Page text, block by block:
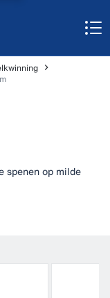
spenen op milde